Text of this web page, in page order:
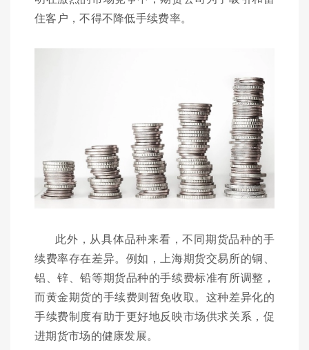
住客户，不得不降低手续费率。
此外，从具体品种来看，不同期货品种的手
续费率存在差异。例如，上海期货交易所的铜、
铝、锌、铅等期货品种的手续费标准有所调整，
而黄金期货的手续费则暂免收取。这种差异化的
手续费制度有助于更好地反映市场供求关系，促
进期货市场的健康发展。